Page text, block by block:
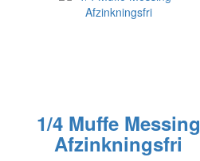
1/4 Muffe Messing
Afzinkningsfri